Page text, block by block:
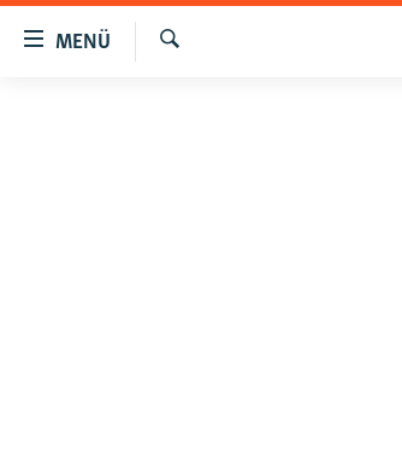
Akadálymentes
MENÜ